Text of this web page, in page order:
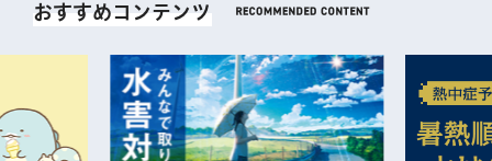
おすすめコンテンツ